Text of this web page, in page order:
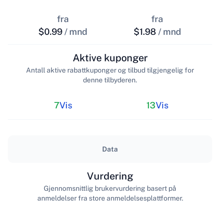
fra
$0.99 / mnd
fra
$1.98 / mnd
7Vis
Aktive kuponger
Antall aktive rabattkuponger og tilbud tilgjengelig for
denne tilbyderen.
13Vis
Data
Vurdering
Gjennomsnittlig brukervurdering basert på
anmeldelser fra store anmeldelsesplattformer.